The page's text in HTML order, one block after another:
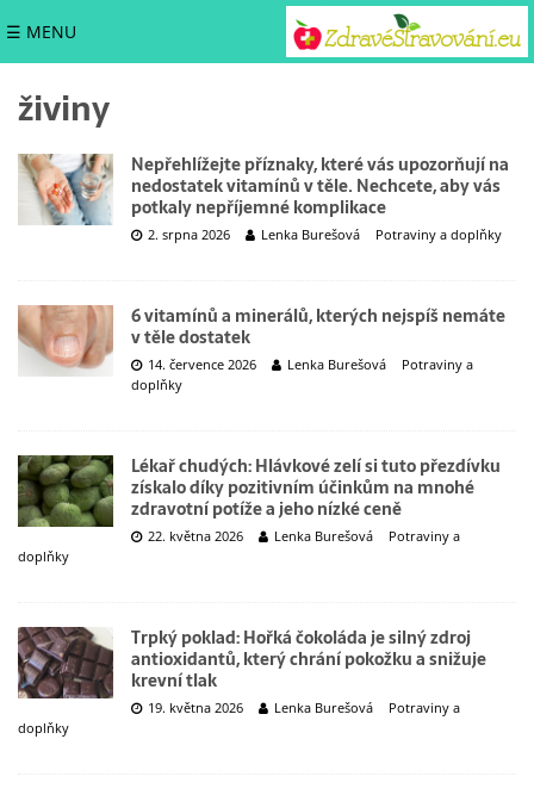
☰ MENU
živiny
Nepřehlížejte příznaky, které vás upozorňují na
nedostatek vitamínů v těle. Nechcete, aby vás
potkaly nepříjemné komplikace
2. srpna 2026 Lenka Burešová Potraviny a doplňky
6 vitamínů a minerálů, kterých nejspíš nemáte
v těle dostatek
14. července 2026 Lenka Burešová
Potraviny a
doplňky
Lékař chudých: Hlávkové zelí si tuto přezdívku
získalo díky pozitivním účinkům na mnohé
zdravotní potíže a jeho nízké ceně
22. května 2026 Lenka Burešová
Potraviny a
doplňky
Trpký poklad: Hořká čokoláda je silný zdroj
antioxidantů, který chrání pokožku a snižuje
krevní tlak
19. května 2026 Lenka Burešová
Potraviny a
doplňky